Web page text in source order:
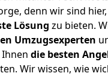
denn wir sind
Lösung zu bieten.
Umzugsexperten
die besten
Wir wissen, wie